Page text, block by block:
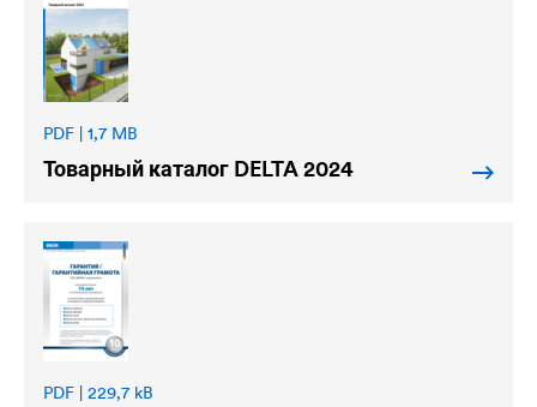
PDF | 1,7 MB
Товарный каталог DELTA2024
PDF | 229,7 kB